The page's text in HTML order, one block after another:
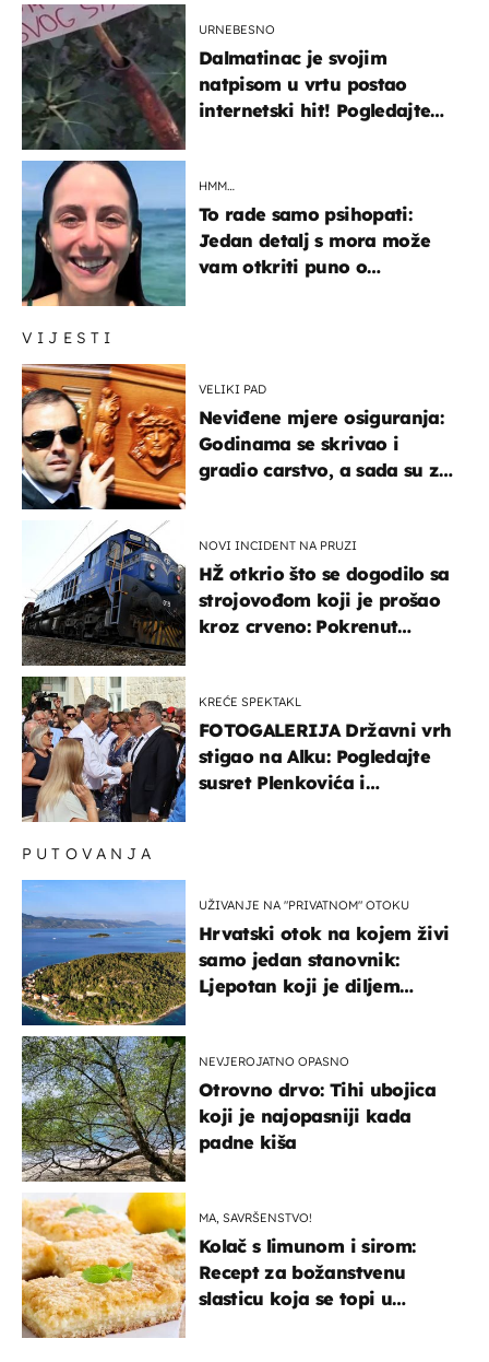
VIJESTI
VELIKI PAD
Neviđene mjere osiguranja:
Godinama se skrivao i
gradio carstvo, a sada su za
NOVI INCIDENT NA PRUZI
HŽ otkrio što se dogodilo sa
strojovođom koji je prošao
kroz crveno: Pokrenut
KREĆE SPEKTAKL
FOTOGALERIJA Državni vrh
stigao na Alku: Pogledajte
susret Plenkovića i
URNEBESNO
Dalmatinac je svojim
natpisom u vrtu postao
internetski hit! Pogledajte
HMM…
To rade samo psihopati:
Jedan detalj s mora može
vam otkriti puno o
PUTOVANJA
UŽIVANJE NA "PRIVATNOM" OTOKU
Hrvatski otok na kojem živi
samo jedan stanovnik:
Ljepotan koji je diljem
NEVJEROJATNO OPASNO
Otrovno drvo: Tihi ubojica
koji je najopasniji kada
padne kiša
MA, SAVRŠENSTVO!
Kolač s limunom i sirom:
Recept za božanstvenu
slasticu koja se topi u